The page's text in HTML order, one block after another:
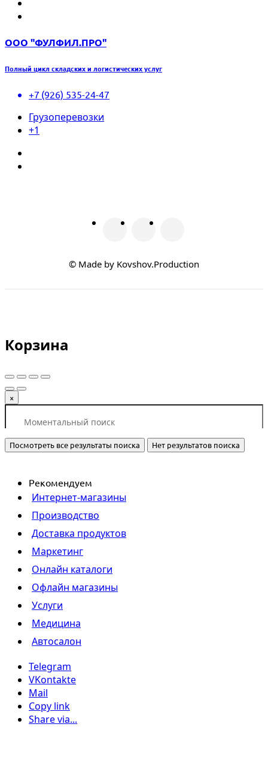
ООО "ФУЛФИЛ.ПРО"
Полный цикл складских и логистических услуг
+7 (926) 535-24-47
Грузоперевозки
+1
© Made by Kovshov.Production
Корзина
×
Посмотреть все результаты поиска Нет результатов поиска
Рекомендуем
Интернет-магазины
Производство
Доставка продуктов
Маркетинг
Онлайн каталоги
Офлайн магазины
Услуги
Медицина
Автосалон
Telegram
VKontakte
Mail
Copy link
Share via...